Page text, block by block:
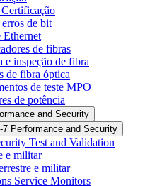
de bit
Ethernet
de fibras
e inspeção de fibra
de fibra óptica
de teste MPO
de potência
and Security
7 Performance and Security
Test and Validation
e militar
e militar
Service Monitors